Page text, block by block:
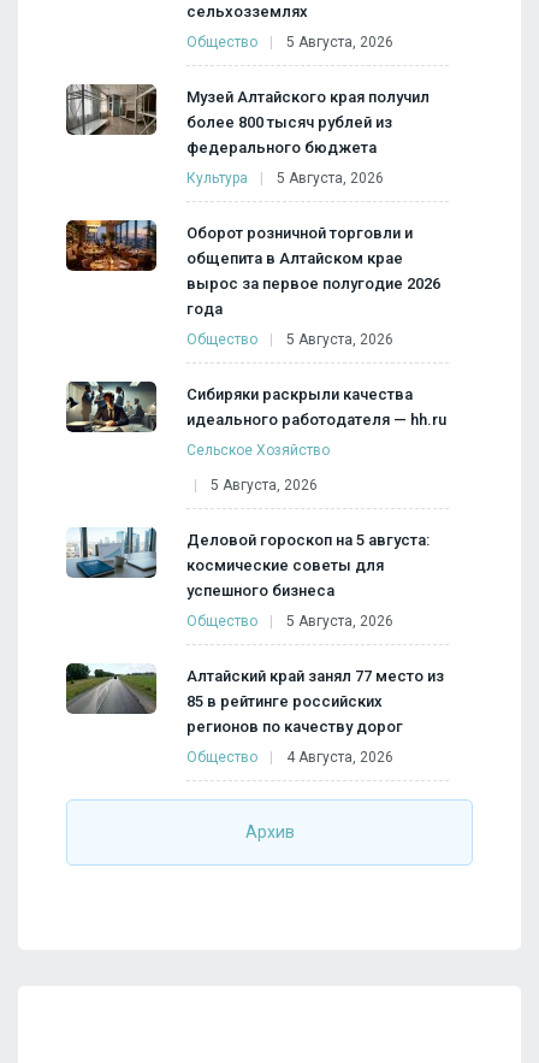
сельхозземлях
Общество 5 Августа, 2026
Музей Алтайского края получил
более 800 тысяч рублей из
федерального бюджета
Культура 5 Августа, 2026
Оборот розничной торговли и
общепита в Алтайском крае
вырос за первое полугодие 2026
года
Общество 5 Августа, 2026
Сибиряки раскрыли качества
идеального работодателя — hh.ru
Сельское Хозяйство
5 Августа, 2026
Деловой гороскоп на 5 августа:
космические советы для
успешного бизнеса
Общество 5 Августа, 2026
Алтайский край занял 77 место из
85 в рейтинге российских
регионов по качеству дорог
Общество 4 Августа, 2026
Архив